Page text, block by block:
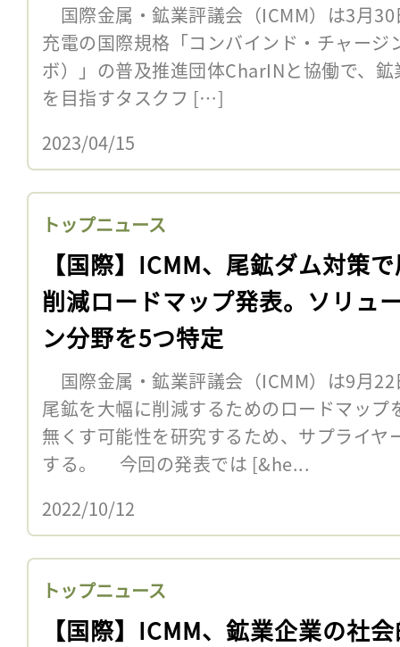
国際金属・鉱業評議会（ICMM）は3月
充電の国際規格「コンバインド・チャージ
ボ）」の普及推進団体CharINと協働で、
を目指すタスクフ […]
2023/04/15
トップニュース
【国際】ICMM、尾鉱ダム対策
削減ロードマップ発表。ソリュ
ン分野を5つ特定
国際金属・鉱業評議会（ICMM）は9月
尾鉱を大幅に削減するためのロードマッ
無くす可能性を研究するため、サプライヤ
する。 今回の発表では [&he...
2022/10/12
トップニュース
【国際】ICMM、鉱業企業の社